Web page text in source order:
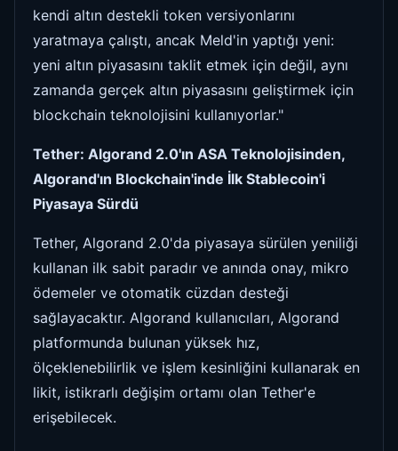
kendi altın destekli token versiyonlarını
yaratmaya çalıştı, ancak Meld'in yaptığı yeni:
yeni altın piyasasını taklit etmek için değil, aynı
zamanda gerçek altın piyasasını geliştirmek için
blockchain teknolojisini kullanıyorlar."
Tether: Algorand 2.0'ın ASA Teknolojisinden,
Algorand'ın Blockchain'inde İlk Stablecoin'i
Piyasaya Sürdü
Tether, Algorand 2.0'da piyasaya sürülen yeniliği
kullanan ilk sabit paradır ve anında onay, mikro
ödemeler ve otomatik cüzdan desteği
sağlayacaktır. Algorand kullanıcıları, Algorand
platformunda bulunan yüksek hız,
ölçeklenebilirlik ve işlem kesinliğini kullanarak en
likit, istikrarlı değişim ortamı olan Tether'e
erişebilecek.